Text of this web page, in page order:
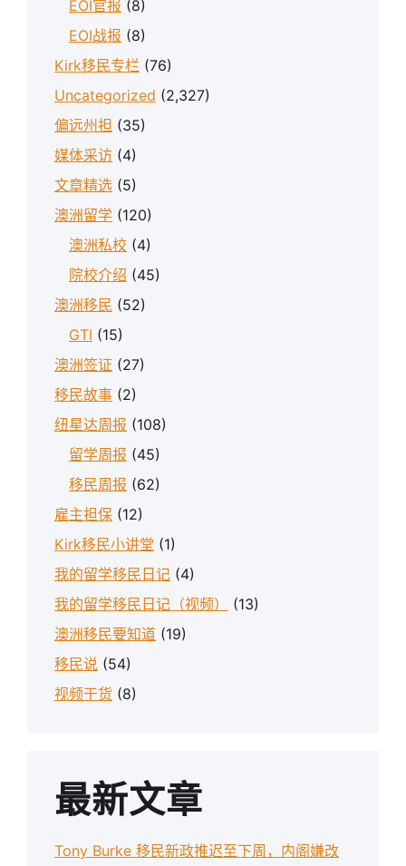
EOI官报 (8)
EOI战报 (8)
Kirk移民专栏 (76)
Uncategorized (2,327)
偏远州担 (35)
媒体采访 (4)
文章精选 (5)
澳洲留学 (120)
澳洲私校 (4)
院校介绍 (45)
澳洲移民 (52)
GTI (15)
澳洲签证 (27)
移民故事 (2)
纽星达周报 (108)
留学周报 (45)
移民周报 (62)
雇主担保 (12)
Kirk移民小讲堂 (1)
我的留学移民日记 (4)
我的留学移民日记（视频）
(13)
澳洲移民要知道 (19)
移民说 (54)
视频干货 (8)
最新文章
Tony Burke 移民新政推迟至下周，内阁嫌改